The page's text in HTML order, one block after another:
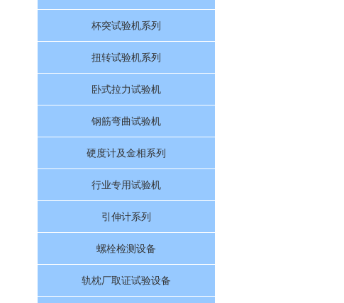
杯突试验机系列
扭转试验机系列
卧式拉力试验机
钢筋弯曲试验机
硬度计及金相系列
行业专用试验机
引伸计系列
螺栓检测设备
轨枕厂取证试验设备